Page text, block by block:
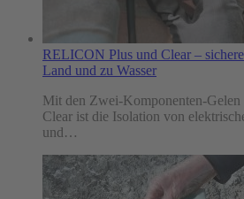
RELICON Plus und Clear –
Land und zu Wasser
Mit den Zwei-Komponenten-
Clear ist die Isolation von
und…